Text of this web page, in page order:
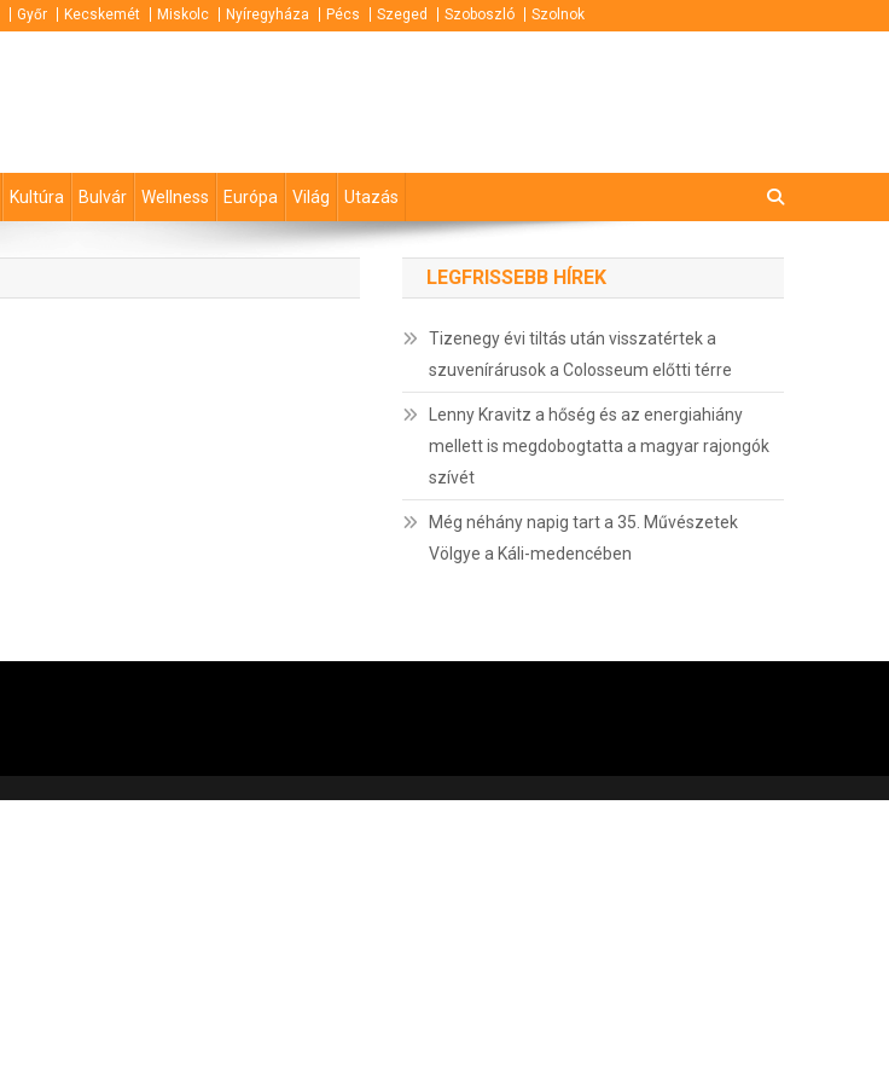
Győr Kecskemét Miskolc Nyíregyháza Pécs Szeged Szoboszló Szolnok
Kultúra Bulvár Wellness Európa Világ Utazás
LEGFRISSEBB HÍREK
Tizenegy évi tiltás után visszatértek a
szuvenírárusok a Colosseum előtti térre
Lenny Kravitz a hőség és az energiahiány
mellett is megdobogtatta a magyar rajongók
szívét
Még néhány napig tart a 35. Művészetek
Völgye a Káli-medencében